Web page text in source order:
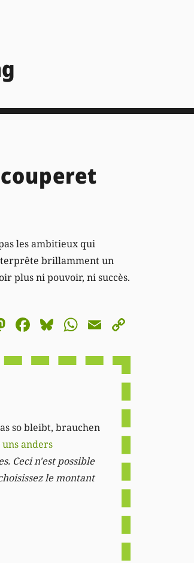
couperet
les ambitieux qui
brillamment un
plus ni pouvoir, ni succès.
Mastodon
Facebook
Bluesky
WhatsApp
Email
so bleibt, brauchen
uns anders
Ceci n'est possible
le montant